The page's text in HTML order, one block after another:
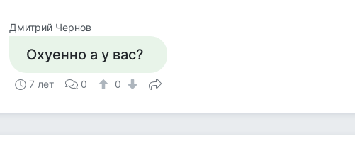
Дмитрий Чернов
Охуенно а у вас?
7 лет 0 0